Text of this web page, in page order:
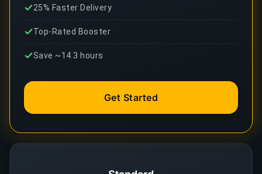
25% Faster Delivery
Top-Rated Booster
Save ~14.3 hours
Get Started